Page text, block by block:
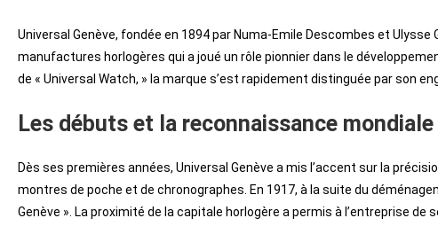
Universal Genève, fondée en 1894 par Numa-Emile Descombes et
manufactures horlogères qui a joué un rôle pionnier dans le
de « Universal Watch, » la marque s’est rapidement distinguée par son
Les débuts et la reconnaissance mondiale
Dès ses premières années, Universal Genève a mis l’accent sur la
montres de poche et de chronographes. En 1917, à la suite du
Genève ». La proximité de la capitale horlogère a permis à l’entreprise